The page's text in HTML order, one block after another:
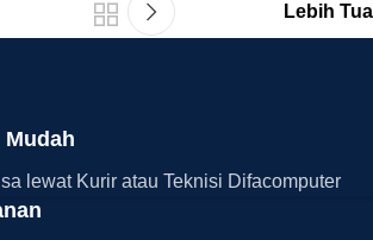
Lebih Tua
lewat Kurir atau Teknisi Difacomputer